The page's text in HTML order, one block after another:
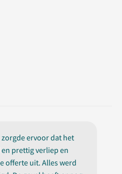
ervoor dat het
prettig verliep en
offerte uit. Alles werd